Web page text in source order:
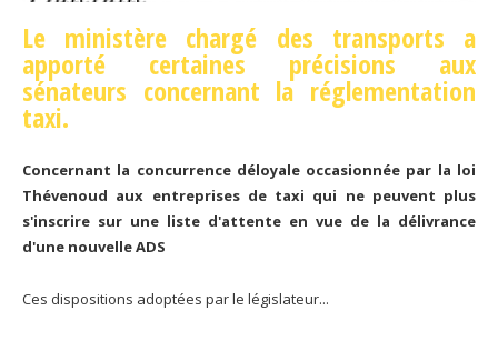
Le ministère chargé des transports a
apporté certaines précisions aux
sénateurs concernant la réglementation
taxi.
Concernant la concurrence déloyale occasionnée par la loi
Thévenoud aux entreprises de taxi qui ne peuvent plus
s'inscrire sur une liste d'attente en vue de la délivrance
d'une nouvelle ADS
Ces dispositions adoptées par le législateur...